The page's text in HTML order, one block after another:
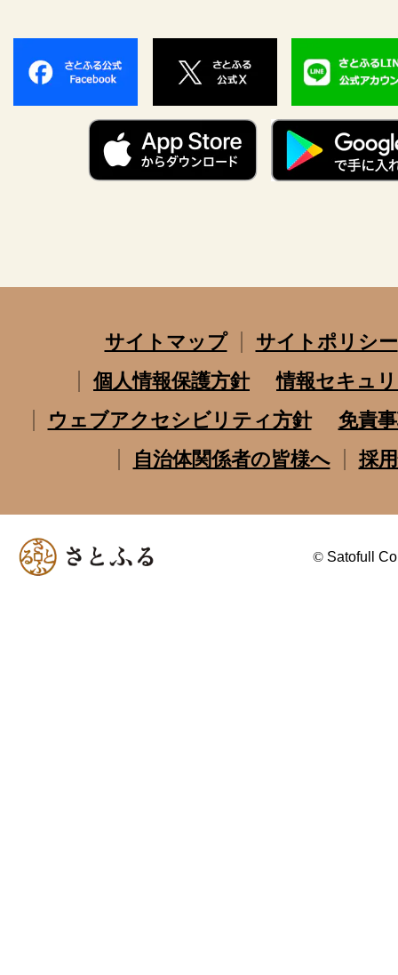
サイトマップ
サイトポリシー
個人情報保護方針
情報セキュ
ウェブアクセシビリティ方針
免責
自治体関係者の皆様へ
採
© Satofull